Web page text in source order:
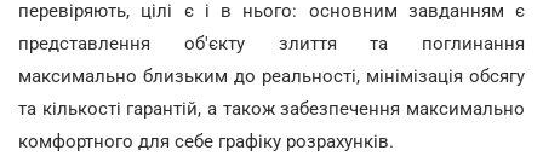
перевіряють, цілі є і в нього: основним завданням є
представлення об'єкту злиття та поглинання
максимально близьким до реальності, мінімізація обсягу
та кількості гарантій, а також забезпечення максимально
комфортного для себе графіку розрахунків.